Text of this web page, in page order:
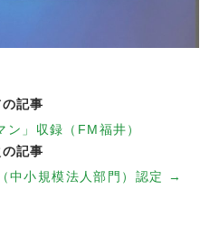
記事
」収録（FM福井）
記事
中小規模法人部門）認定 →